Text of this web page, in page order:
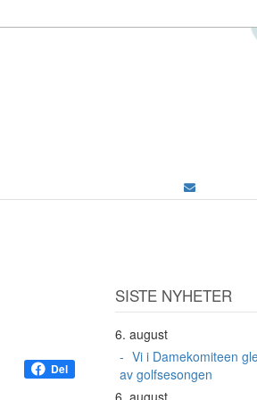
Del
SISTE NYHETER
6. august
Vi i Damekomiteen
av golfsesongen
6. august